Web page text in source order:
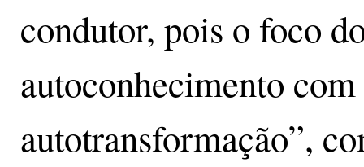
condutor, pois o foco
autoconhecimento
autotransformação”,